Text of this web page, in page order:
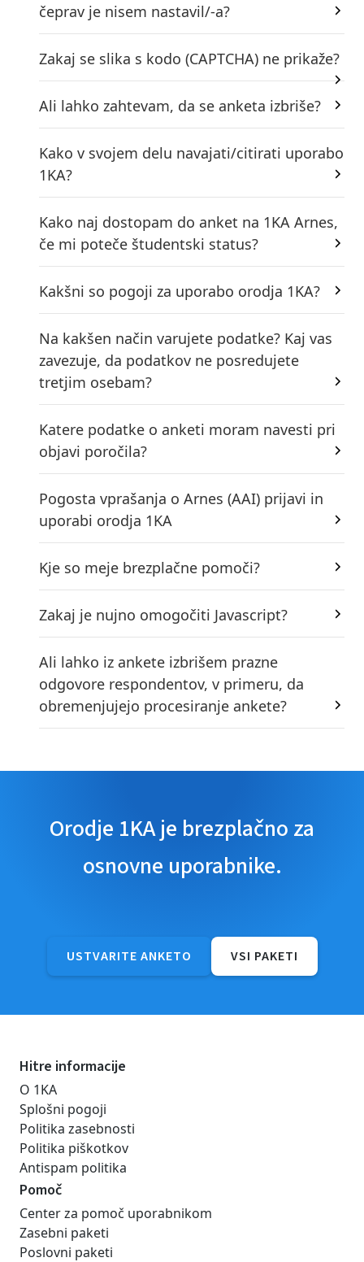
čeprav je nisem nastavil/-a?
Zakaj se slika s kodo (CAPTCHA) ne prikaže?
Ali lahko zahtevam, da se anketa izbriše?
Kako v svojem delu navajati/citirati uporabo
1KA?
Kako naj dostopam do anket na 1KA Arnes,
če mi poteče študentski status?
Kakšni so pogoji za uporabo orodja 1KA?
Na kakšen način varujete podatke? Kaj vas
zavezuje, da podatkov ne posredujete
tretjim osebam?
Katere podatke o anketi moram navesti pri
objavi poročila?
Pogosta vprašanja o Arnes (AAI) prijavi in
uporabi orodja 1KA
Kje so meje brezplačne pomoči?
Zakaj je nujno omogočiti Javascript?
Ali lahko iz ankete izbrišem prazne
odgovore respondentov, v primeru, da
obremenjujejo procesiranje ankete?
Orodje 1KA je brezplačno za
osnovne uporabnike.
USTVARITE ANKETO VSI PAKETI
Hitre informacije
O 1KA
Splošni pogoji
Politika zasebnosti
Politika piškotkov
Antispam politika
Pomoč
Center za pomoč uporabnikom
Zasebni paketi
Poslovni paketi